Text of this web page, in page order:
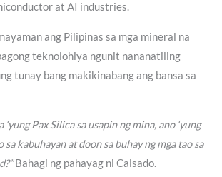
at AI industries.
ang Pilipinas sa mga mineral na
teknolohiya ngunit nananatiling
tunay bang makikinabang ang bansa sa
‘yung Pax Silica sa usapin ng mina, ano ‘yung
kabuhayan at doon sa buhay ng mga tao sa
Bahagi ng pahayag ni Calsado.